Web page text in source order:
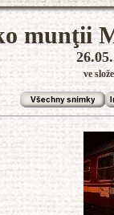
munţii
ve